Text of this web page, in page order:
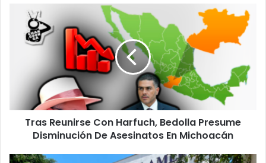
Reunirse
Harfuch,
Disminución
Asesinatos
Michoacán
Tras Reunirse Con Harfuch, Bedolla Presume
Disminución De Asesinatos En Michoacán
#Morelia